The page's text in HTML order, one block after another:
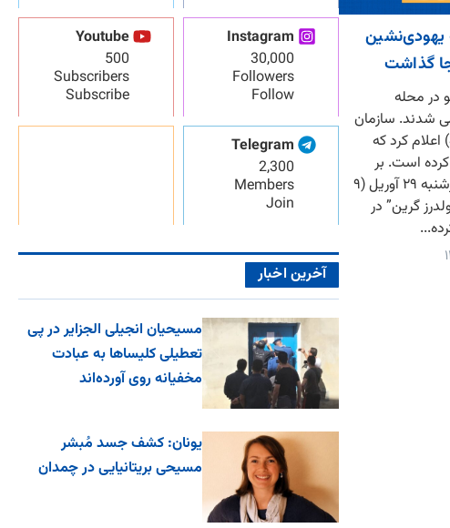
یهودی‌نشین
گذاشت
در محله
شدند. سازمان
یهودی “شومریم” (Shomrim) اعلام کرد که
است. بر
اساس این گزارش، امروز چهارشنبه ۲۹ آوریل (۹
گرین” در
Instagram
30,000
Followers
Follow
Youtube
500
Subscribers
Subscribe
Telegram
2,300
Members
Join
آخرین اخبار
مسیحیان انجیلی الجزایر در پی
تعطیلی کلیساها به عبادت
مخفیانه روی آورده‌اند
یونان: کشف جسد مُبشر
مسیحی بریتانیایی در چمدان